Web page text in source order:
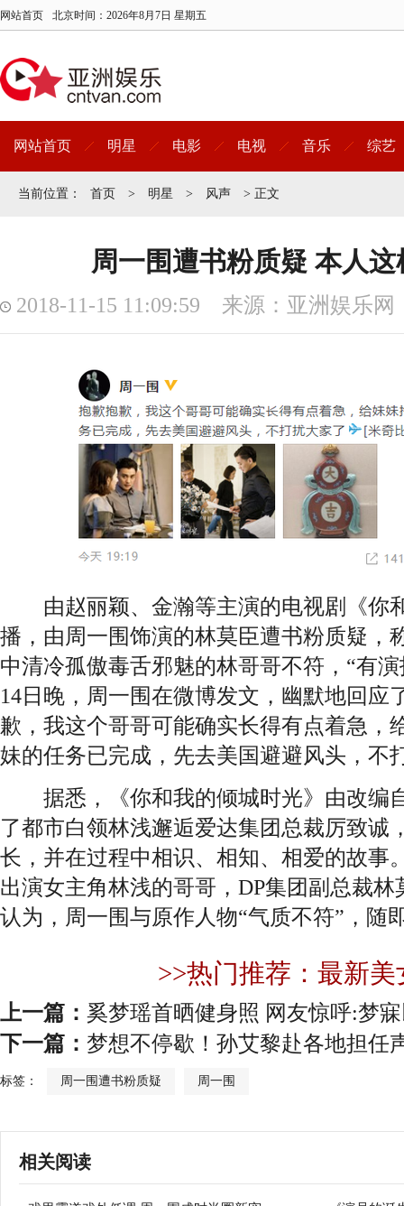
网站首页 北京时间： 2026年8月7日 星期五
网站首页 明星 电影 电视 音乐 综艺
当前位置： 首页 > 明星 > 风声 > 正文
周一围遭书粉质疑 本人
2018-11-15 11:09:59 来源：亚洲娱乐网
由赵丽颖、金瀚等主演的电视剧《你
播，由周一围饰演的林莫臣遭书粉质疑，
中清冷孤傲毒舌邪魅的林哥哥不符，“有
14日晚，周一围在微博发文，幽默地回应
歉，我这个哥哥可能确实长得有点着急，
妹的任务已完成，先去美国避避风头，不
据悉，《你和我的倾城时光》由改编
了都市白领林浅邂逅爱达集团总裁厉致诚
长，并在过程中相识、相知、相爱的故事
出演女主角林浅的哥哥，DP集团副总裁
认为，周一围与原作人物“气质不符”，随
>>热门推荐：最新美
上一篇： 奚梦瑶首晒健身照 网友惊呼:梦
下一篇： 梦想不停歇！孙艾黎赴各地担任
标签： 周一围遭书粉质疑 周一围
相关阅读